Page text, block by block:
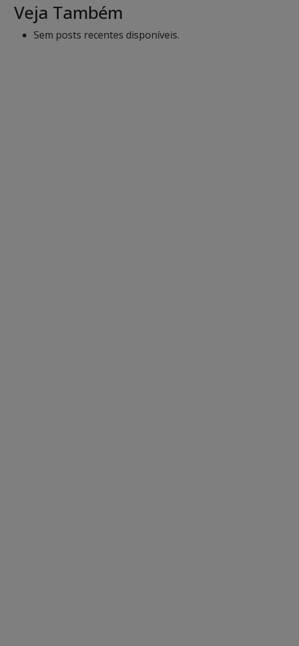
Veja Também
Sem posts recentes disponíveis.